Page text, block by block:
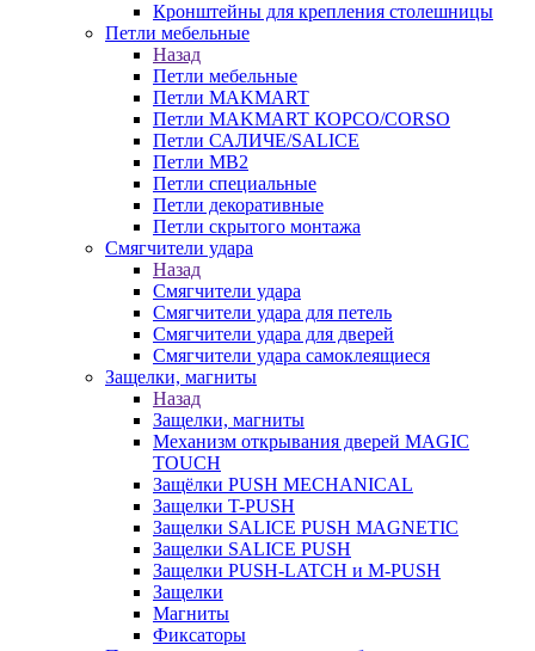
Кронштейны для крепления столешницы
Петли мебельные
Назад
Петли мебельные
Петли MAKMART
Петли MAKMART КОРСО/CORSO
Петли САЛИЧЕ/SALICE
Петли MB2
Петли специальные
Петли декоративные
Петли скрытого монтажа
Смягчители удара
Назад
Смягчители удара
Смягчители удара для петель
Смягчители удара для дверей
Cмягчители удара самоклеящиеся
Защелки, магниты
Назад
Защелки, магниты
Механизм открывания дверей MAGIC
TOUCH
Защёлки PUSH MECHANICAL
Защелки T-PUSH
Защелки SALICE PUSH MAGNETIC
Защелки SALICE PUSH
Защелки PUSH-LATCH и M-PUSH
Защелки
Магниты
Фиксаторы